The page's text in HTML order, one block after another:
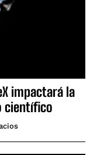
impactará la
científico